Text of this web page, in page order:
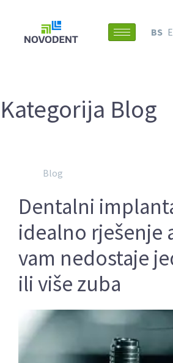
BS
Kategorija Blog
Blog
Dentalni
idealno rješenje
vam nedostaje
ili više zuba